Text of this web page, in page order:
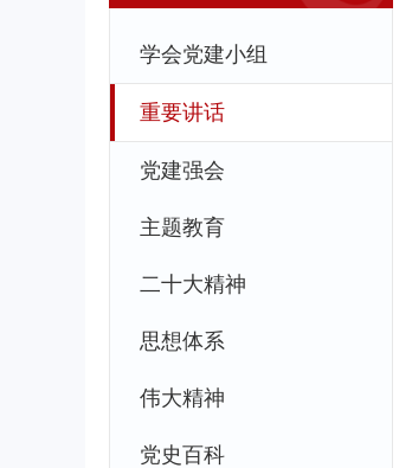
学会党建小组
重要讲话
党建强会
主题教育
二十大精神
思想体系
伟大精神
党史百科